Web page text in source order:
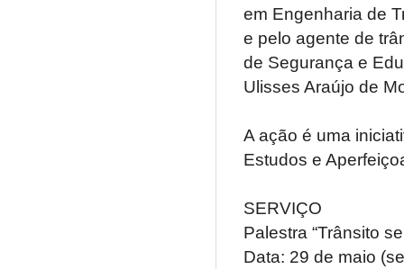
em Engenharia de
e pelo agente de
de Segurança e
Ulisses Araújo de
A ação é uma
Estudos e
SERVIÇO
Palestra “Trânsito
Data: 29 de maio